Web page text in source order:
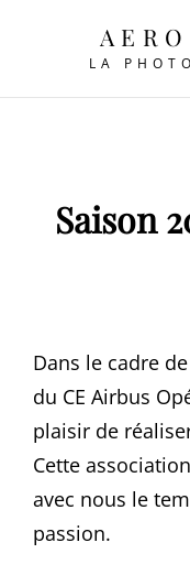
LA
Saison
Dans le cadre
du CE Airbus
plaisir de
Cette
avec nous le
passion.